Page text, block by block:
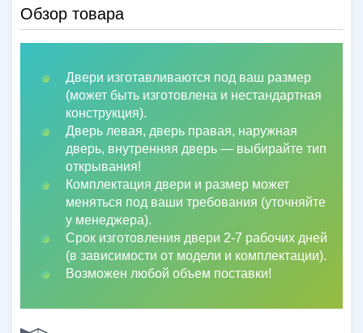
Обзор товара
Двери изготавливаются под ваш размер
(может быть изготовлена и нестандартная
конструкция).
Дверь левая, дверь правая, наружная
дверь, внутренняя дверь — выбирайте тип
открывания!
Комплектация двери и размер может
меняться под ваши требования (уточняйте
у менеджера).
Срок изготовления двери 2-7 рабочих дней
(в зависимости от модели и комплектации).
Возможен любой объем поставки!